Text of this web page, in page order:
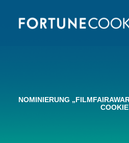
NOMINIERUNG
COOKIE